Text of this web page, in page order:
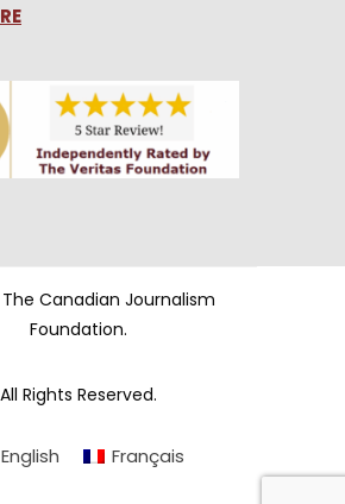
Canadian Journalism
Foundation.
All Rights Reserved.
English Français